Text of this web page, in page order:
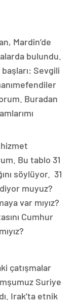
Mardin’de
bulundu.
Sevgili
Buradan
Bu tablo 31
söylüyor. 31
muyuz?
var mıyız?
Cumhur
çatışmalar
Suriye
Irak’ta etnik